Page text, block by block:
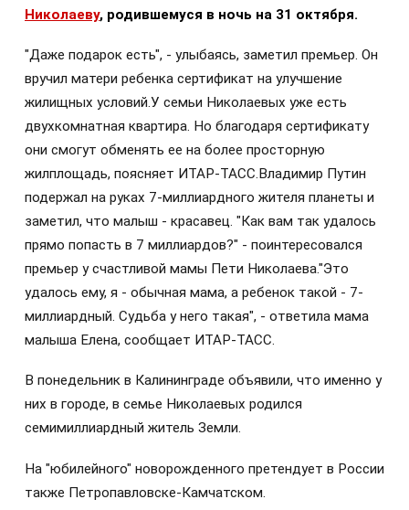
Николаеву, родившемуся в ночь на 31 октября.
"Даже подарок есть", - улыбаясь, заметил премьер. Он
вручил матери ребенка сертификат на улучшение
жилищных условий.У семьи Николаевых уже есть
двухкомнатная квартира. Но благодаря сертификату
они смогут обменять ее на более просторную
жилплощадь, поясняет ИТАР-ТАСС.Владимир Путин
подержал на руках 7-миллиардного жителя планеты и
заметил, что малыш - красавец. "Как вам так удалось
прямо попасть в 7 миллиардов?" - поинтересовался
премьер у счастливой мамы Пети Николаева."Это
удалось ему, я - обычная мама, а ребенок такой - 7-
миллиардный. Судьба у него такая", - ответила мама
малыша Елена, сообщает ИТАР-ТАСС.
В понедельник в Калининграде объявили, что именно у
них в городе, в семье Николаевых родился
семимиллиардный житель Земли.
На "юбилейного" новорожденного претендует в России
также Петропавловске-Камчатском.